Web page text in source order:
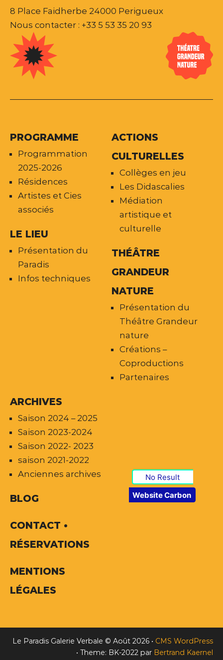
8 Place Faidherbe 24000 Perigueux
Nous contacter : +33 5 53 35 20 93
PROGRAMME
Programmation
2025-2026
Résidences
Artistes et Cies
associés
LE LIEU
Présentation du
Paradis
Infos techniques
ACTIONS
CULTURELLES
Collèges en jeu
Les Didascalies
Médiation
artistique et
culturelle
THÉÂTRE
GRANDEUR
NATURE
Présentation du
Théâtre Grandeur
nature
Créations –
Coproductions
Partenaires
ARCHIVES
Saison 2024 – 2025
Saison 2023-2024
Saison 2022- 2023
saison 2021-2022
Anciennes archives
BLOG
CONTACT •
RÉSERVATIONS
MENTIONS
LÉGALES
No Result
Website Carbon
Le Paradis Galerie Verbale © Août 2026 • CMS WordPress
• Theme: BK-2022 par Bertrand Kaernel